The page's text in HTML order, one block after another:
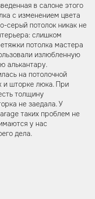
в салоне этого
с изменением цвета
серый потолок никак не
слишком
потолка мастера
излюбленную
алькантару.
на потолочной
и шторке люка. При
толщину
не заедала. У
таких проблем не
у нас
дела.